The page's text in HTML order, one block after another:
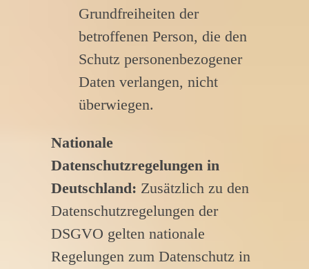
Grundfreiheiten der
betroffenen Person, die den
Schutz personenbezogener
Daten verlangen, nicht
überwiegen.
Nationale
Datenschutzregelungen in
Deutschland: Zusätzlich zu den
Datenschutzregelungen der
DSGVO gelten nationale
Regelungen zum Datenschutz in